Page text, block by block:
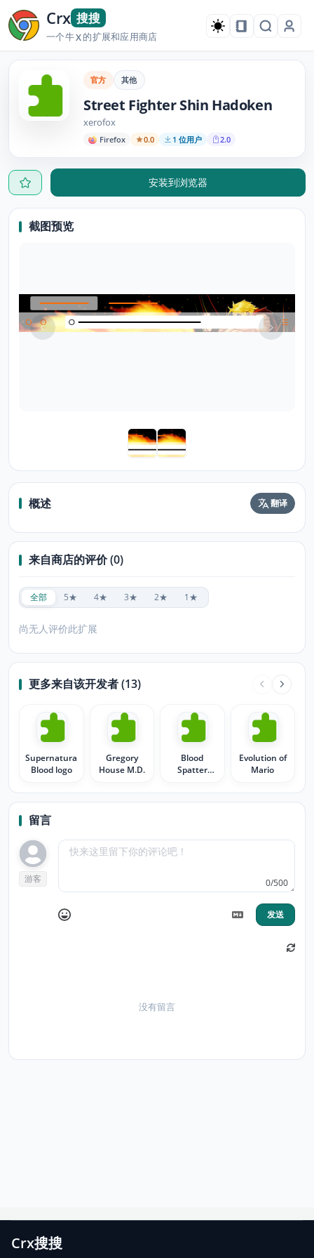
Crx 搜搜
一个牛X的扩展和应用商店
官方 其他
Street Fighter Shin Hadoken
xerofox
Firefox 0.0 1 位用户 2.0
安装到浏览器
截图预览
概述 翻译
来自商店的评价 (0)
全部 5★ 4★ 3★ 2★ 1★
尚无人评价此扩展
更多来自该开发者 (13)
Supernatural
Blood logo
Gregory
House M.D.
Blood
Spatter
Evolution of
Mario
留言
游客 0/500
发送
没有留言
Crx搜搜